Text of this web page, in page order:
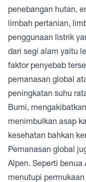
penebangan hutan,
limbah pertanian,
penggunaan listrik
dari segi alam yaitu
faktor penyebab
pemanasan global
peningkatan suhu
Bumi,
menimbulkan asap
kesehatan bahkan
Pemanasan global
Alpen. Seperti benua
menutupi